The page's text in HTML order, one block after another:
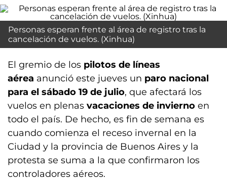
Personas esperan frente al área de registro tras la
cancelación de vuelos. (Xinhua)
El gremio de los pilotos de líneas
aérea anunció este jueves un paro nacional
para el sábado 19 de julio, que afectará los
vuelos en plenas vacaciones de invierno en
todo el país. De hecho, es fin de semana es
cuando comienza el receso invernal en la
Ciudad y la provincia de Buenos Aires y la
protesta se suma a la que confirmaron los
controladores aéreos.